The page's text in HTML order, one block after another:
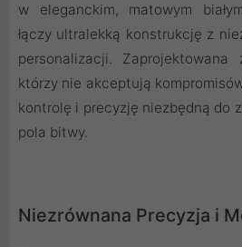
w eleganckim, matowym
łączy ultralekką konstrukcję z
personalizacji.
którzy nie akceptują
kontrolę i precyzję niezbędną do
pola bitwy.
Niezrównana Precyzja i